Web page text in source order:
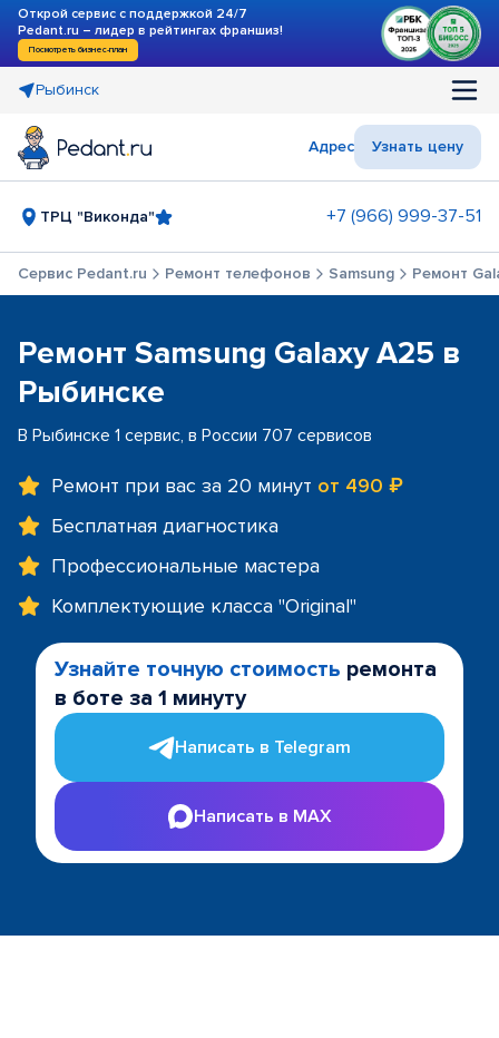
Открой сервис с поддержкой 24/7
Pedant.ru – лидер в рейтингах франшиз!
Посмотреть бизнес-план
Рыбинск
Адрес Узнать цену
ТРЦ "Виконда" +7 (966) 999-37-51
Сервис Pedant.ru Ремонт телефонов Samsung Ремонт
Ремонт Samsung Galaxy A25 в
Рыбинске
В Рыбинске 1 сервис, в России 707 сервисов
Ремонт при вас за 20 минут от 490 ₽
Бесплатная диагностика
Профессиональные мастера
Комплектующие класса "Original"
Узнайте точную стоимость ремонта
в боте за 1 минуту
Написать в Telegram
Написать в MAX